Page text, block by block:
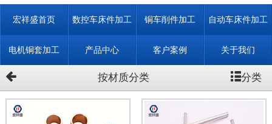
宏祥盛首页 数控车床件加工
定制
铜车削件加工 自动车床件加工
电机铜套加工 产品中心 客户案例 关于我们
按材质分类 分类